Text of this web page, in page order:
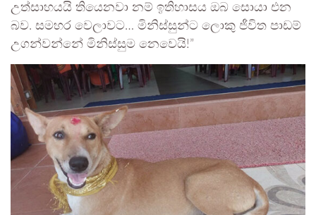
උත්සාහයයි තියෙනවා නම් ඉතිහාසය ඔබ සොයා එන
බව. සමහර වෙලාවට… මිනිස්සුන්ට ලොකු ජීවිත පාඩම්
උගන්වන්නේ මිනිස්සුම නෙවෙයි!”